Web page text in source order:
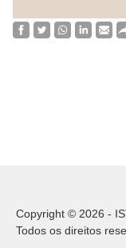
Copyright © 2026 -
Todos os direitos